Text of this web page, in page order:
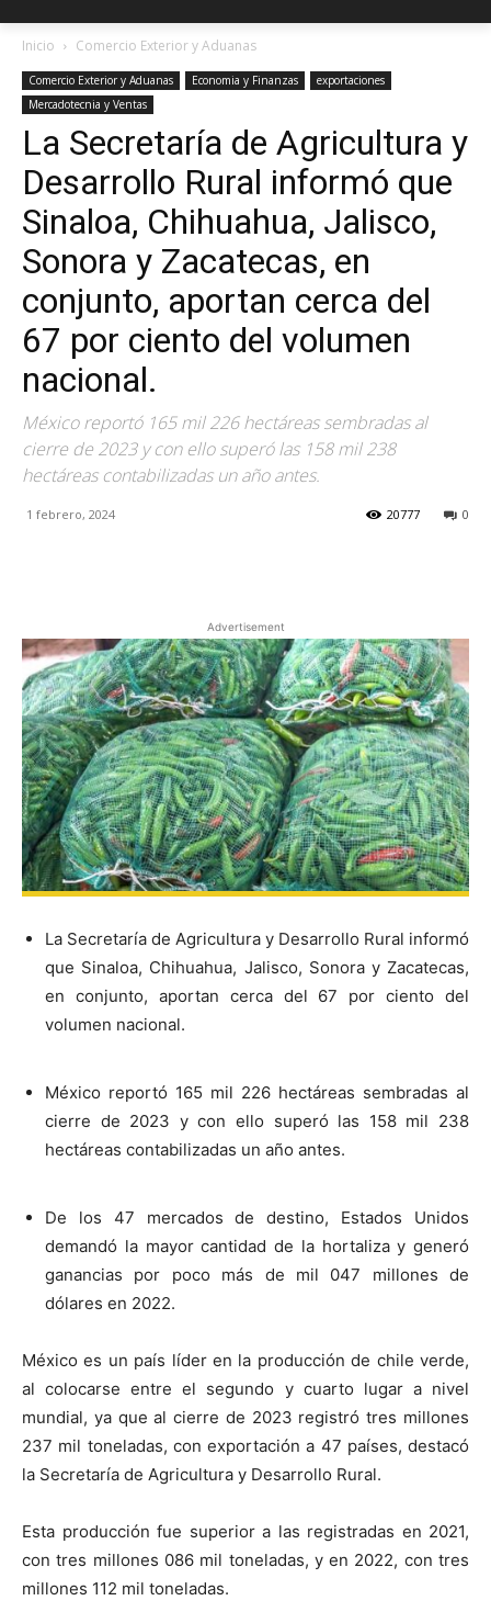
Inicio Comercio Exterior y Aduanas
Comercio Exterior y Aduanas Economia y Finanzas
exportaciones
Mercadotecnia y Ventas
La Secretaría de Agricultura y
Desarrollo Rural informó que
Sinaloa, Chihuahua, Jalisco,
Sonora y Zacatecas, en
conjunto, aportan cerca del
67 por ciento del volumen
nacional.
México reportó 165 mil 226 hectáreas sembradas al
cierre de 2023 y con ello superó las 158 mil 238
hectáreas contabilizadas un año antes.
1 febrero, 2024 0
20777
Advertisement
La Secretaría de Agricultura y Desarrollo Rural informó
que Sinaloa, Chihuahua, Jalisco, Sonora y Zacatecas,
en conjunto, aportan cerca del 67 por ciento del
volumen nacional.
México reportó 165 mil 226 hectáreas sembradas al
cierre de 2023 y con ello superó las 158 mil 238
hectáreas contabilizadas un año antes.
De los 47 mercados de destino, Estados Unidos
demandó la mayor cantidad de la hortaliza y generó
ganancias por poco más de mil 047 millones de
dólares en 2022.
México es un país líder en la producción de chile verde,
al colocarse entre el segundo y cuarto lugar a nivel
mundial, ya que al cierre de 2023 registró tres millones
237 mil toneladas, con exportación a 47 países, destacó
la Secretaría de Agricultura y Desarrollo Rural.
Esta producción fue superior a las registradas en 2021,
con tres millones 086 mil toneladas, y en 2022, con tres
millones 112 mil toneladas.